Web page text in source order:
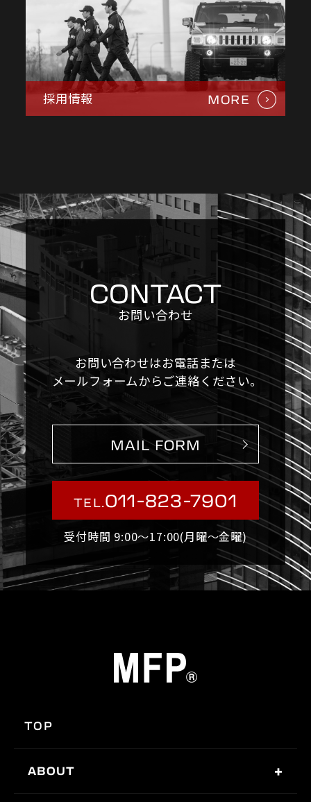
採用情報 MORE
CONTACT
お問い合わせ
お問い合わせはお電話または
メールフォームからご連絡ください。
MAIL FORM
TEL.011-823-7901
受付時間 9:00〜17:00(月曜〜金曜)
TOP
ABOUT